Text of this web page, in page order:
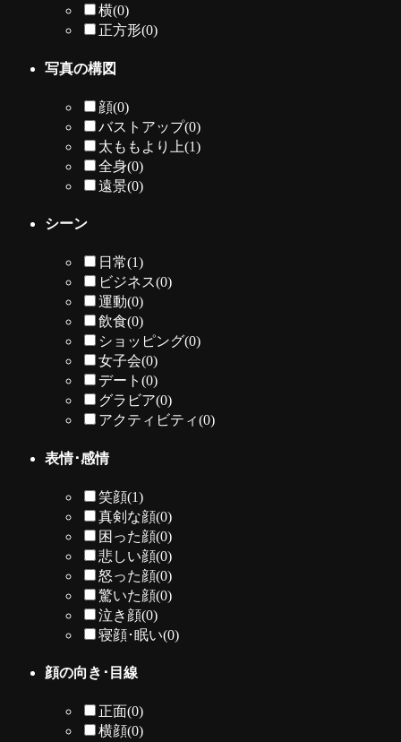
横(0)
正方形(0)
写真の構図
顔(0)
バストアップ(0)
太ももより上(1)
全身(0)
遠景(0)
シーン
日常(1)
ビジネス(0)
運動(0)
飲食(0)
ショッピング(0)
女子会(0)
デート(0)
グラビア(0)
アクティビティ(0)
表情･感情
笑顔(1)
真剣な顔(0)
困った顔(0)
悲しい顔(0)
怒った顔(0)
驚いた顔(0)
泣き顔(0)
寝顔･眠い(0)
顔の向き･目線
正面(0)
横顔(0)